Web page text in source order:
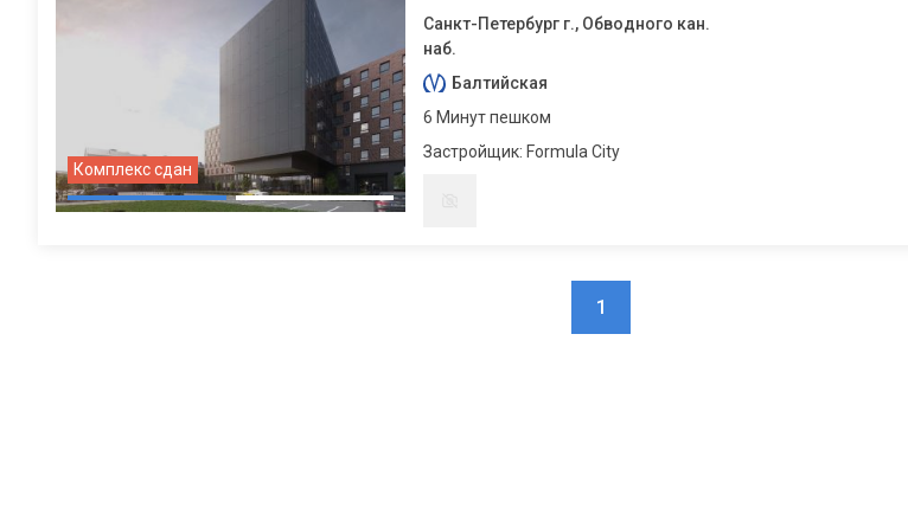
Комплекс сдан
Санкт-Петербург г., Обводного кан.
наб.
Балтийская
6 Минут пешком
Застройщик: Formula City
1